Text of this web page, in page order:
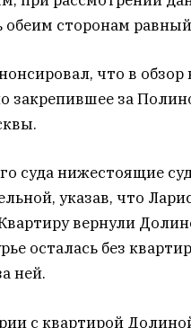
обеим сторонам
что в
закрепившее за
суда нижестоящие
указав, что
вернули
осталась без
ней.
с квартирой